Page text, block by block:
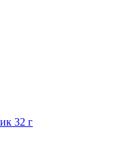
32 г